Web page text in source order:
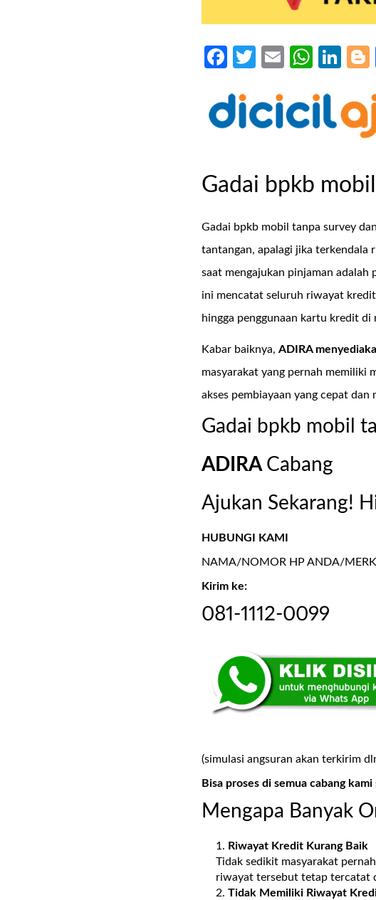
Facebook
Twitter
Email
Gadai bpkb
Gadai bpkb mobil tanpa survey
tantangan, apalagi jika terkendala
saat mengajukan pinjaman adalah
ini mencatat seluruh riwayat
hingga penggunaan kartu kredit di
Kabar baiknya,ADIRA
masyarakat yang pernah memiliki
akses pembiayaan yang cepat dan
Gadai bpkb mobil
ADIRA Cabang
Ajukan Sekarang!
HUBUNGI KAMI
NAMA/NOMOR HP ANDA/
Kirim ke:
081-1112-0099
(simulasi angsuran akan terkirim
Bisa proses di semua cabang
Mengapa Banyak
Riwayat Kredit Kurang Baik
Tidak sedikit masyarakat
riwayat tersebut tetap tercatat
Tidak Memiliki Riwayat